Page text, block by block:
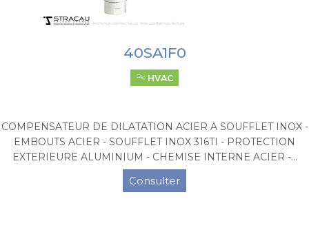
40SA1F0
HVAC
COMPENSATEUR DE DILATATION ACIER A SOUFFLET INOX -
EMBOUTS ACIER - SOUFFLET INOX 316TI - PROTECTION
EXTERIEURE ALUMINIUM - CHEMISE INTERNE ACIER -...
Consulter